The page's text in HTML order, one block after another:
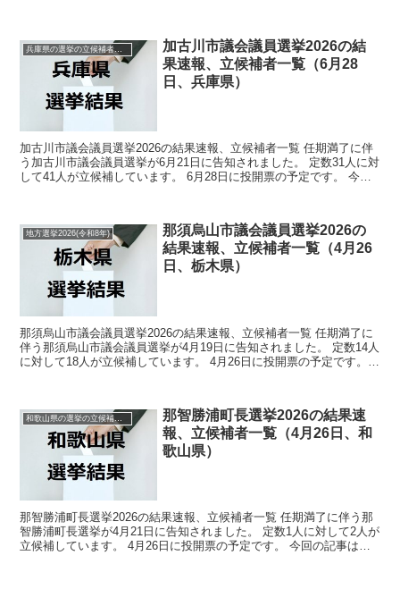
兵庫県の選挙の立候補者と結果速報一覧
加古川市議会議員選挙2026の結
果速報、立候補者一覧（6月28
日、兵庫県）
加古川市議会議員選挙2026の結果速報、立候補者一覧 任期満了に伴
う加古川市議会議員選挙が6月21日に告知されました。 定数31人に対
して41人が立候補しています。 6月28日に投開票の予定です。 今回
地方選挙2026(令和8年)
那須烏山市議会議員選挙2026の
結果速報、立候補者一覧（4月26
日、栃木県）
那須烏山市議会議員選挙2026の結果速報、立候補者一覧 任期満了に
伴う那須烏山市議会議員選挙が4月19日に告知されました。 定数14人
に対して18人が立候補しています。 4月26日に投開票の予定です。
和歌山県の選挙の立候補者と結果速報一覧
那智勝浦町長選挙2026の結果速
報、立候補者一覧（4月26日、和
歌山県）
那智勝浦町長選挙2026の結果速報、立候補者一覧 任期満了に伴う那
智勝浦町長選挙が4月21日に告知されました。 定数1人に対して2人が
立候補しています。 4月26日に投開票の予定です。 今回の記事はこ